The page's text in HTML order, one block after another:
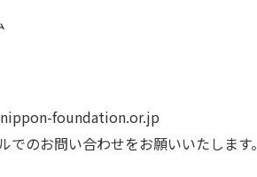
foundation.or.jp
のお問い合わせをお願いいたします。